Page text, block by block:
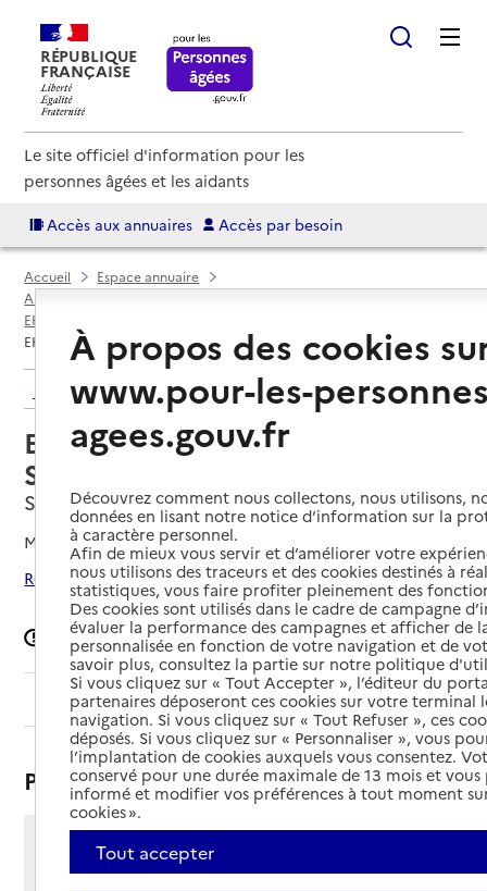
RÉPUBLIQUE
FRANÇAISE
Le site officiel d'information pour les
personnes âgées et les aidants
Accès aux annuaires Accès par besoin
Accueil
Espace annuaire
Annuaire EHPAD et maisons de retraite
EHPAD par département
EHPAD Résidence des bords de Somme
Retour aux résultats de l'annuaire
EHPAD Résidence des bords de
Somme
Saint-Quentin, AISNE
Mis à jour le10/06/2026
Rechercher les établissements autour de Saint-Quentin
Signaler une erreur
Sommaire
Présentation
101 rue Jean Cocteau
02100 - Saint-Quentin
À propos des cookies
www.pour-les-
agees.gouv.fr
Découvrez comment nous collectons, nous utilisons,
données en lisant notre notice d’information sur la
à caractère personnel.
Afin de mieux vous servir et d’améliorer votre
nous utilisons des traceurs et des cookies destinés à
statistiques, vous faire profiter pleinement des
Des cookies sont utilisés dans le cadre de campagne
évaluer la performance des campagnes et afficher de
personnalisée en fonction de votre navigation et de
savoir plus, consultez la partie sur notre politique
Si vous cliquez sur « Tout Accepter », l’éditeur du
partenaires déposeront ces cookies sur votre terminal
navigation. Si vous cliquez sur « Tout Refuser », ces
déposés. Si vous cliquez sur « Personnaliser », vous
l’implantation de cookies auxquels vous consentez.
conservé pour une durée maximale de 13 mois et
informé et modifier vos préférences à tout moment
cookies ».
Tout accepter